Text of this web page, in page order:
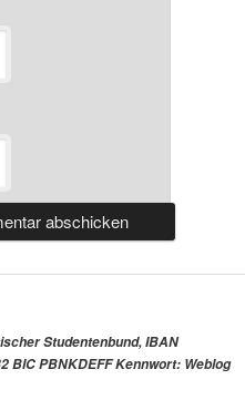
Studentenbund, IBAN
BIC PBNKDEFF Kennwort: Weblog